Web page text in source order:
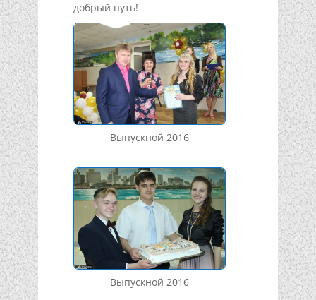
добрый путь!
Выпускной 2016
Выпускной 2016